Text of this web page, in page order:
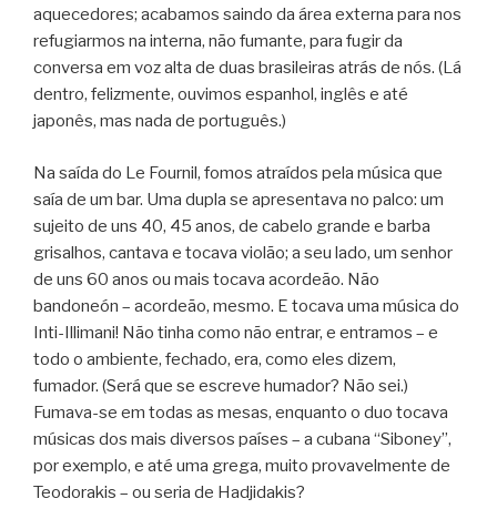
aquecedores; acabamos saindo da área externa para nos
refugiarmos na interna, não fumante, para fugir da
conversa em voz alta de duas brasileiras atrás de nós. (Lá
dentro, felizmente, ouvimos espanhol, inglês e até
japonês, mas nada de português.)
Na saída do Le Fournil, fomos atraídos pela música que
saía de um bar. Uma dupla se apresentava no palco: um
sujeito de uns 40, 45 anos, de cabelo grande e barba
grisalhos, cantava e tocava violão; a seu lado, um senhor
de uns 60 anos ou mais tocava acordeão. Não
bandoneón – acordeão, mesmo. E tocava uma música do
Inti-Illimani! Não tinha como não entrar, e entramos – e
todo o ambiente, fechado, era, como eles dizem,
fumador. (Será que se escreve humador? Não sei.)
Fumava-se em todas as mesas, enquanto o duo tocava
músicas dos mais diversos países – a cubana “Siboney”,
por exemplo, e até uma grega, muito provavelmente de
Teodorakis – ou seria de Hadjidakis?